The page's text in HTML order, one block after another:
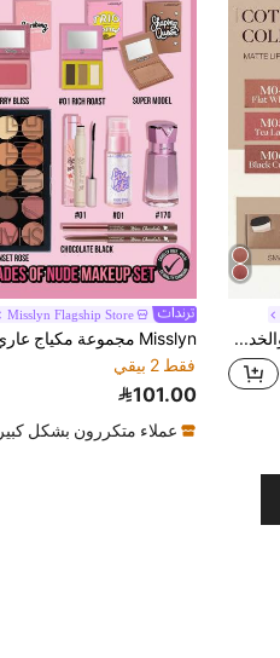
مجموعة بلسم الشفاه والخدود المزجج أو المطفي من JOOCYEE، إصدار محدود من سلسلة القهوة أحمر الخدود والأحمر الشفاه، مكياج مطفي وناعم للتنقل واللبس اليومي
Misslyn Flagship Store
فقط 2 بيقي
101.00
عملاء متكررون بشكل كبير